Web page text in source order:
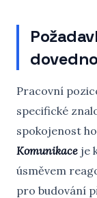
Pracovní
specifické
spokojenost
Komunikace je
úsměvem
pro budování